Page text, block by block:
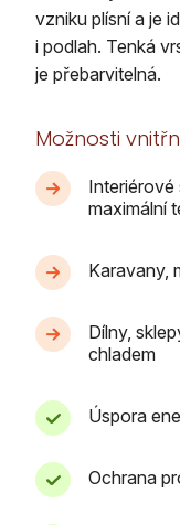
vzniku plísní a je
i podlah. Tenká
je přebarvitelná.
Možnosti
Interiérové
maximální
Karavany,
Dílny,
chladem
Úspora
Ochrana